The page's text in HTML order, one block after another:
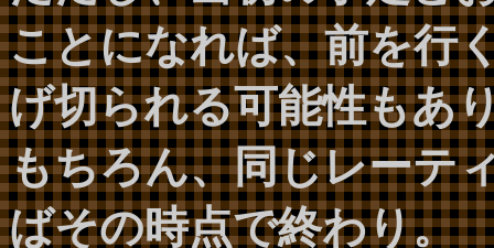
ことになれば、前を行
げ切られる可能性もあ
もちろん、同じレーテ
ばその時点で終わり。